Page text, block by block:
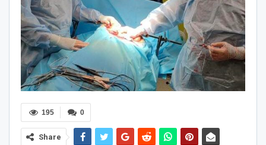
0
195
Share